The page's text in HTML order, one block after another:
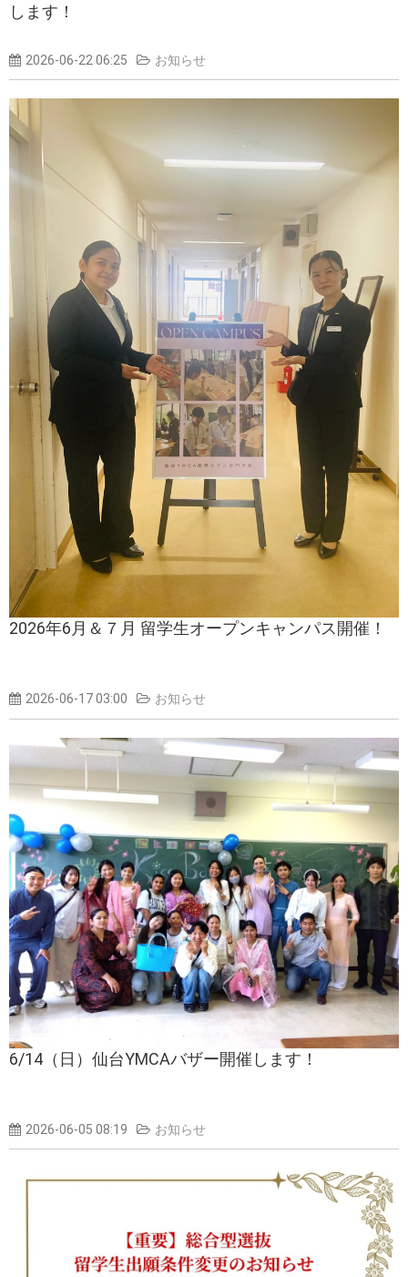
します！
2026-06-22 06:25 お知らせ
2026年6月＆７月 留学生オープンキャンパス開催！
2026-06-17 03:00 お知らせ
6/14（日）仙台YMCAバザー開催します！
2026-06-05 08:19 お知らせ